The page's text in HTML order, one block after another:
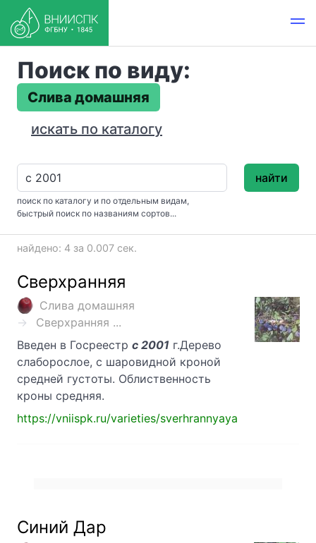
Поиск по виду:
Слива домашняя
искать по каталогу
поиск по каталогу и по отдельным видам,
быстрый поиск по названиям сортов...
найти
найдено: 4 за 0.007 сек.
Сверхранняя
Слива домашняя
Сверхранняя ...
Введен в Госреестр с 2001 г.Дерево
слаборослое, с шаровидной кроной
средней густоты. Облиственность
кроны средняя.
https://vniispk.ru/varieties/sverhrannyaya
Синий Дар